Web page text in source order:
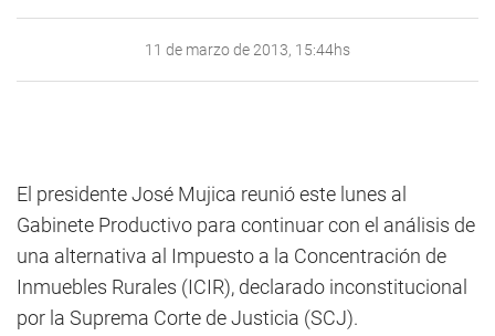
11 de marzo de 2013, 15:44hs
El presidente José Mujica reunió este lunes al
Gabinete Productivo para continuar con el análisis de
una alternativa al Impuesto a la Concentración de
Inmuebles Rurales (ICIR), declarado inconstitucional
por la Suprema Corte de Justicia (SCJ).